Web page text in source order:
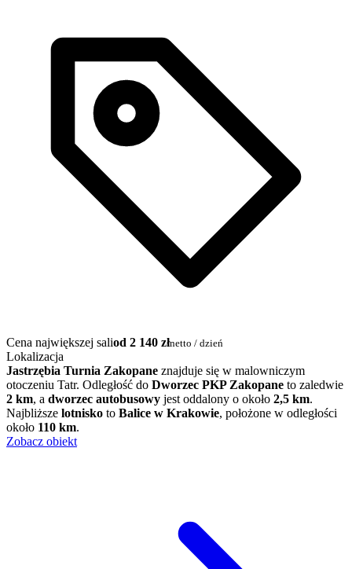
Cena największej saliod 2 140 złnetto / dzień
Lokalizacja
Jastrzębia Turnia Zakopane znajduje się w malowniczym
otoczeniu Tatr. Odległość do Dworzec PKP Zakopane to zaledwie
2 km, a dworzec autobusowy jest oddalony o około 2,5 km.
Najbliższe lotnisko to Balice w Krakowie, położone w odległości
około 110 km.
Zobacz obiekt